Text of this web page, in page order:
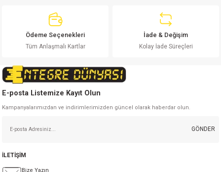
Ödeme Seçenekleri
Tüm Anlaşmalı Kartlar
İade & Değişim
Kolay İade Süreçleri
E-posta Listemize Kayıt Olun
Kampanyalarımızdan ve indirimlerimizden güncel olarak haberdar olun.
GÖNDER
İLETİŞİM
Bize Yazın